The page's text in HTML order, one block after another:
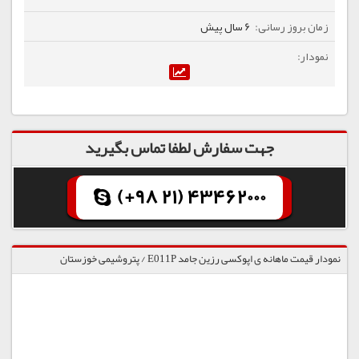
6 سال پیش
جهت سفارش لطفا تماس بگیرید
(+98 21) 43462000
نمودار قیمت ماهانه ی اپوکسی رزین جامد E011P / پتروشیمی خوزستان